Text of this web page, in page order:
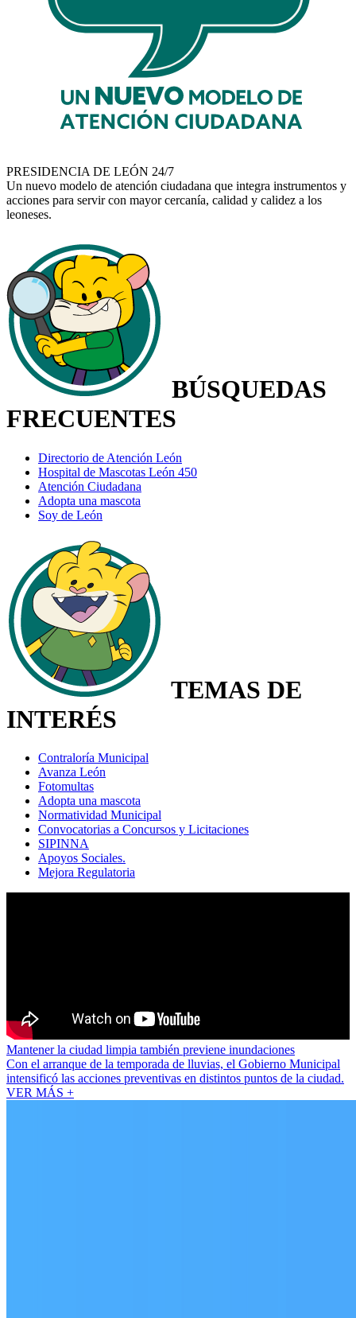
PRESIDENCIA DE LEÓN 24/7
Un nuevo modelo de atención ciudadana que integra instrumentos y
acciones para servir con mayor cercanía, calidad y calidez a los
leoneses.
BÚSQUEDAS
FRECUENTES
Directorio de Atención León
Hospital de Mascotas León 450
Atención Ciudadana
Adopta una mascota
Soy de León
TEMAS DE
INTERÉS
Contraloría Municipal
Avanza León
Fotomultas
Adopta una mascota
Normatividad Municipal
Convocatorias a Concursos y Licitaciones
SIPINNA
Apoyos Sociales.
Mejora Regulatoria
Mantener la ciudad limpia también previene inundaciones
Con el arranque de la temporada de lluvias, el Gobierno Municipal
intensificó las acciones preventivas en distintos puntos de la ciudad.
VER MÁS +